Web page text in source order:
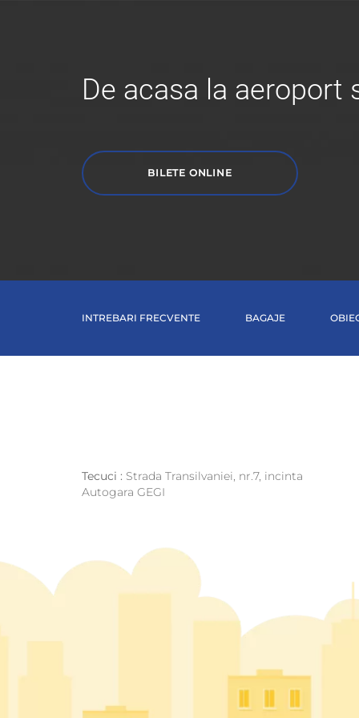
De acasa la aeroport
BILETE ONLINE
INTREBARI FRECVENTE BAGAJE
Tecuci : Strada Transilvaniei, nr.7, incinta
Autogara GEGI